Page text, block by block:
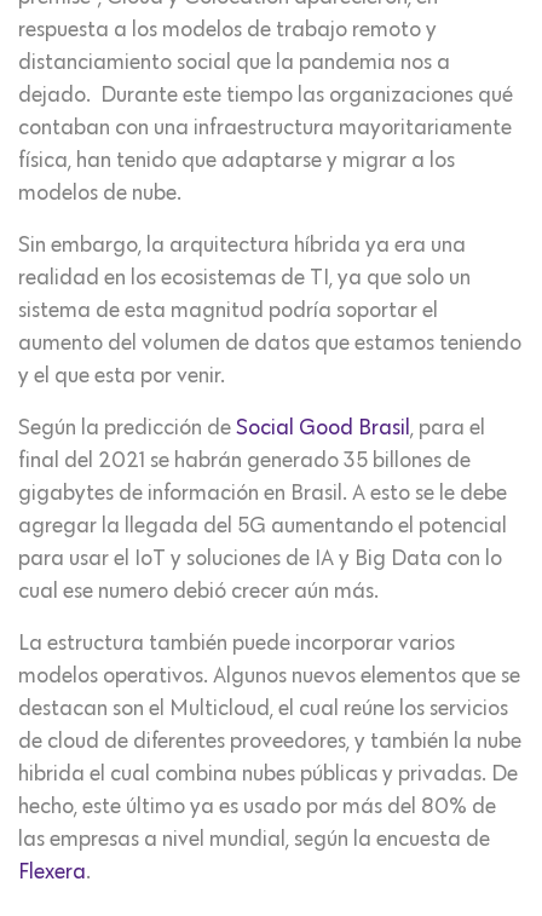
respuesta a los modelos de trabajo remoto y
distanciamiento social que la pandemia nos a
dejado. Durante este tiempo las organizaciones qué
contaban con una infraestructura mayoritariamente
física, han tenido que adaptarse y migrar a los
modelos de nube.
Sin embargo, la arquitectura híbrida ya era una
realidad en los ecosistemas de TI, ya que solo un
sistema de esta magnitud podría soportar el
aumento del volumen de datos que estamos teniendo
y el que esta por venir.
Según la predicción de Social Good Brasil , para el
final del 2021 se habrán generado 35 billones de
gigabytes de información en Brasil. A esto se le debe
agregar la llegada del 5G aumentando el potencial
para usar el IoT y soluciones de IA y Big Data con lo
cual ese numero debió crecer aún más.
La estructura también puede incorporar varios
modelos operativos. Algunos nuevos elementos que se
destacan son el Multicloud, el cual reúne los servicios
de cloud de diferentes proveedores, y también la nube
hibrida el cual combina nubes públicas y privadas. De
hecho, este último ya es usado por más del 80% de
las empresas a nivel mundial, según la encuesta de
Flexera.